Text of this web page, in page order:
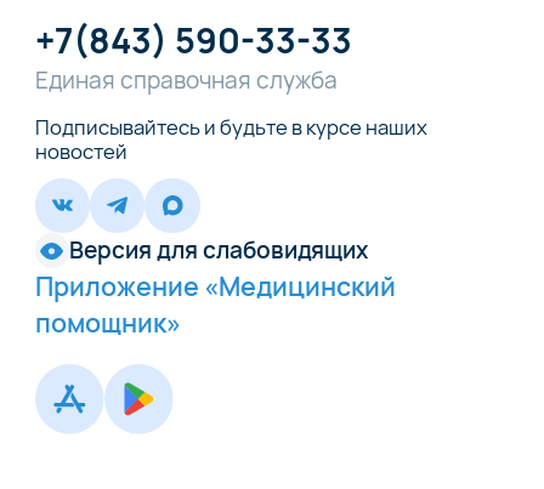
+7(843) 590-33-33
Единая справочная служба
Подписывайтесь и будьте в курсе наших
новостей
Версия для слабовидящих
Приложение «Медицинский
помощник»